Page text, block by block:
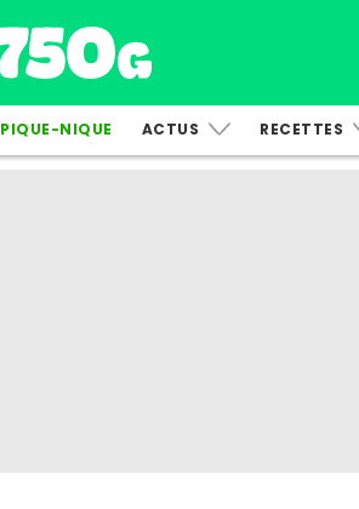
PIQUE-NIQUE ACTUS RECETTES